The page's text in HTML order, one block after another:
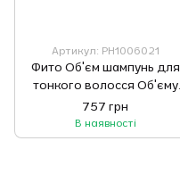
Артикул: РН1006021
Фито Об'єм шампунь для
тонкого волосся Об'єму
Phyto Volume Volumizing
Shampoo, 250 мл
757 грн
В наявності